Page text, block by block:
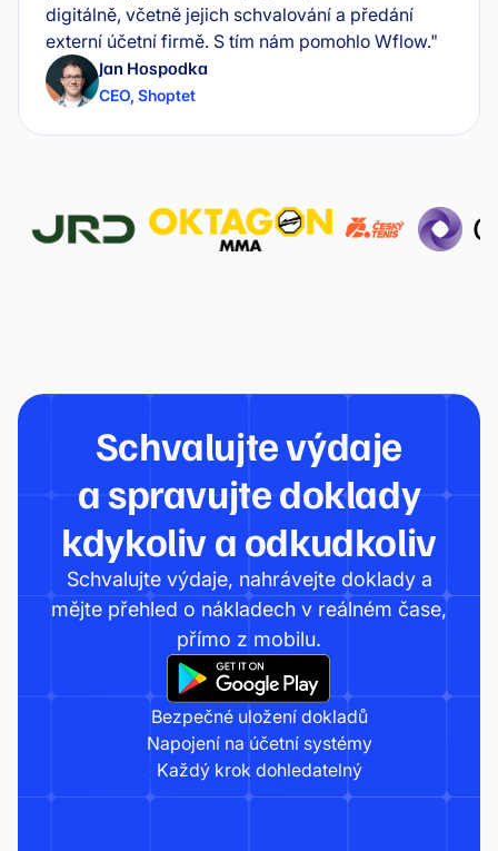
digitálně, včetně jejich schvalování a předání
externí účetní firmě. S tím nám pomohlo Wflow."
Jan Hospodka
CEO, Shoptet
Schvalujte výdaje
a spravujte doklady
kdykoliv a odkudkoliv
Schvalujte výdaje, nahrávejte doklady a
mějte přehled o nákladech v reálném čase,
přímo z mobilu.
Bezpečné uložení dokladů
Napojení na účetní systémy
Každý krok dohledatelný